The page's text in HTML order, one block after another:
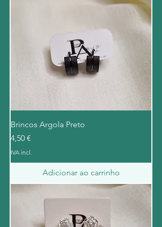
Brincos Argola Preto
Preço
4,50 €
IVA incl.
Adicionar ao carrinho